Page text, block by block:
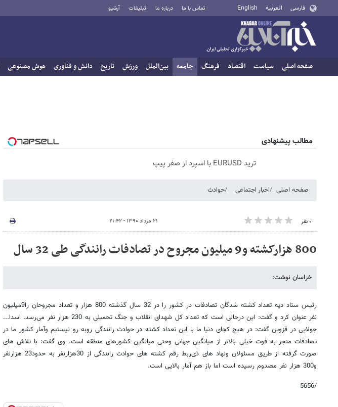
فارسی العربية English تماس با ما درباره ما تبلیغات آرشیو
صفحه اصلی سیاست اقتصاد فرهنگ جامعه بین‌الملل ورزش تاریخ دانش و فناوری هوش مصنوعی
مطالب پیشنهادی
ترید EURUSD با اسپرد از صفر پیپ
صفحه اصلی اخبار اجتماعی حوادث
۰ نفر ۲۱ مرداد ۱۳۹۰ - ۲۱:۴۲
800 هزارکشته و9 میلیون مجروح در تصادفات رانندگی طی 32 سال
خراسان نوشت:
رئیس ستاد دیه تعداد کشته شدگان تصادفات در کشور را در 32 سال گذشته 800 هزار و تعداد مجروحان را9میلیون
نفر عنوان کرد و گفت: این درحالی است که تعداد کل شهدای انقلاب و جنگ تحمیلی به 230 هزار نفر می‌رسد. اسدا...
جولایی در قزوین گفت: در هیچ کجای دنیا ما با این تعداد کشته در حوادث رانندگی روبه رو نیستیم وآمار کشور ما در
تصادفات منجر به فوت خیلی بالاتر از میانگین جهانی وحتی میانگین کشورهای منطقه است. وی گفت: با تلاش های
صورت گرفته از طریق مسئولان ونهاد های ذی‌ربط رقم کشته های حوادث رانندگی از 30هزارنفر به حدود23 هزارنفر
و300 هزار نفر مصدوم رسیده است اما باز هم آمار بالایی است.
/5656